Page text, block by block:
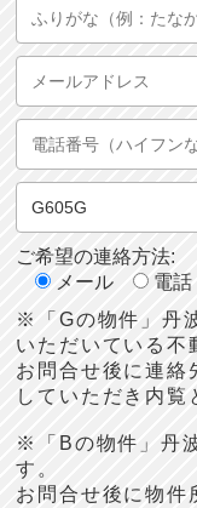
ご希望の連絡方法:
メール
電話
※「Gの物件」丹
いただいている不
お問合せ後に連絡
していただき内覧
※「Bの物件」丹
す。
お問合せ後に物件